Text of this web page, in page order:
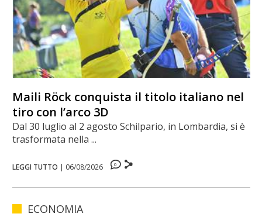
Maili Röck conquista il titolo italiano nel
tiro con l’arco 3D
Dal 30 luglio al 2 agosto Schilpario, in Lombardia, si è
trasformata nella ...
LEGGI TUTTO | 06/08/2026 0
ECONOMIA